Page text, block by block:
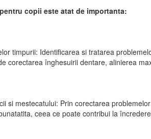
copii este atat de importanta:
timpurii: Identificarea si tratarea
corectarea înghesuirii dentare, alinierea
si mestecatului: Prin corectarea
ceea ce poate contribui la